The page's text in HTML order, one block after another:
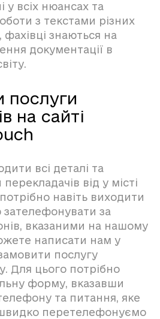
у всіх нюансах та
з текстами різних
фахівці знаються на
документації в
послуги
на сайті
всі деталі та
від у місті
навіть виходити
за
вказаними на нашому
написати нам у
послугу
Для цього потрібно
форму, вказавши
та питання, яке
перетелефонуємо